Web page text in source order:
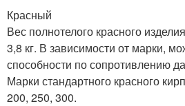
Красный
Вес полнотелого красного
3,8 кг. В зависимости от марки,
способности по сопротивлению
Марки стандартного красного
200, 250, 300.